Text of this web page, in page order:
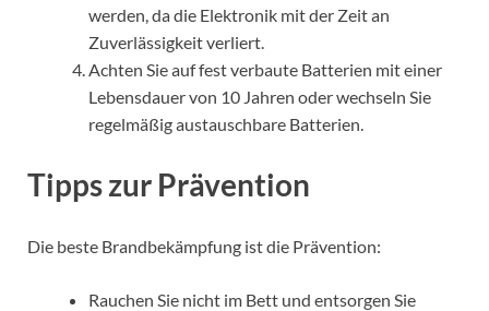
werden, da die Elektronik mit der Zeit an
Zuverlässigkeit verliert.
Achten Sie auf fest verbaute Batterien mit einer
Lebensdauer von 10 Jahren oder wechseln Sie
regelmäßig austauschbare Batterien.
Tipps zur Prävention
Die beste Brandbekämpfung ist die Prävention:
Rauchen Sie nicht im Bett und entsorgen Sie